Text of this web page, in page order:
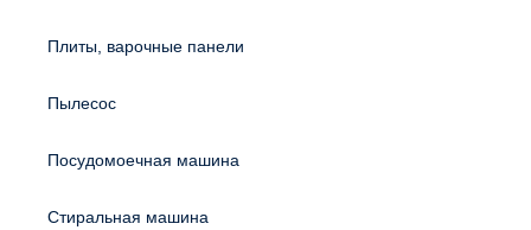
Плиты, варочные панели
Пылесос
Посудомоечная машина
Стиральная машина